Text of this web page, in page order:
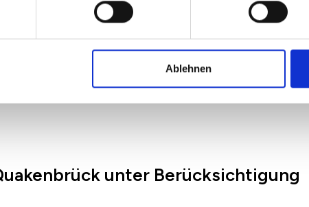
Ablehnen
unter Berücksichtigung